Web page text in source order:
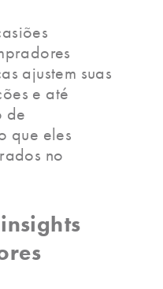
ajustem suas
e até
de
que eles
no